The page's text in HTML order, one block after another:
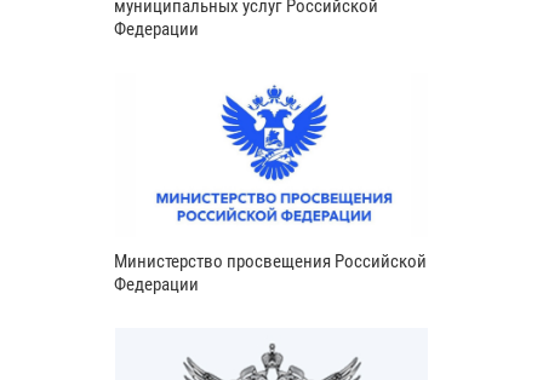
муниципальных услуг Российской
Федерации
Министерство просвещения Российской
Федерации